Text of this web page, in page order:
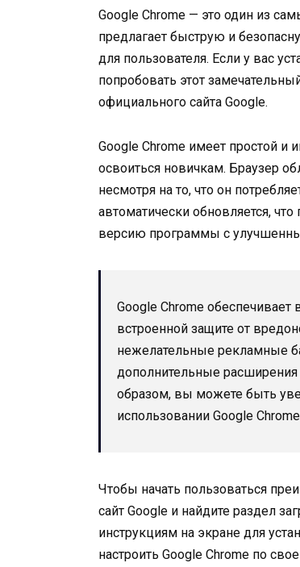
Google Chrome — это один из
предлагает быструю и
для пользователя. Если у вас
попробовать этот
официального сайта Google.
Google Chrome имеет простой и
освоиться новичкам. Браузер
несмотря на то, что он
автоматически обновляется,
версию программы с
Google Chrome
встроенной защите от
нежелательные рекламные
дополнительные
образом, вы можете быть
использовании Google
Чтобы начать пользоваться
сайт Google и найдите раздел
инструкциям на экране для
настроить Google Chrome по